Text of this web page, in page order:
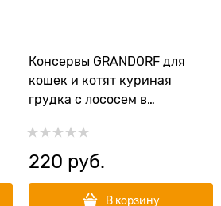
Консервы GRANDORF для
кошек и котят куриная
грудка с лососем в
220 руб.
В корзину